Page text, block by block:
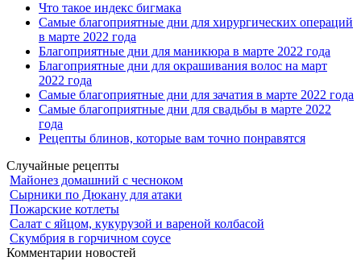
Что такое индекс бигмака
Самые благоприятные дни для хирургических операций
в марте 2022 года
Благоприятные дни для маникюра в марте 2022 года
Благоприятные дни для окрашивания волос на март
2022 года
Самые благоприятные дни для зачатия в марте 2022 года
Самые благоприятные дни для свадьбы в марте 2022
года
Рецепты блинов, которые вам точно понравятся
Случайные рецепты
Майонез домашний с чесноком
Сырники по Дюкану для атаки
Пожарские котлеты
Салат с яйцом, кукурузой и вареной колбасой
Скумбрия в горчичном соусе
Комментарии новостей